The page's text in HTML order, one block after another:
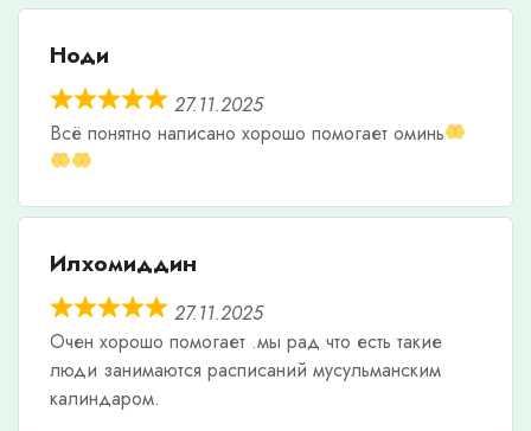
Ноди
27.11.2025
Всë понятно написано хорошо помогает оминь
Илхомиддин
27.11.2025
Очен хорошо помогает .мы рад что есть такие
люди занимаются расписаний мусульманским
калиндаром.